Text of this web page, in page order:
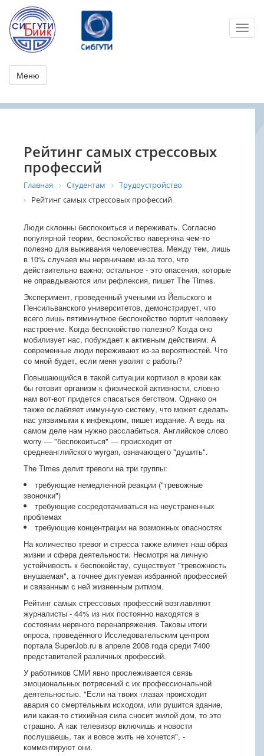
Меню
Рейтинг самых стрессовых
профессий
Главная Студентам
Трудоустройство
Рейтинг самых стрессовых профессий
Люди склонны беспокоиться и переживать. Согласно
популярной теории, беспокойство наверняка чем-то
полезно для выживания человечества. Между тем, лишь
в 10% случаев мы нервничаем из-за того, что
действительно важно; остальное - это опасения, которые
не оправдываются или рефлексия, пишет The Times.
Эксперимент, проведенный учеными из Йельского и
Пенсильванского университетов, демонстрирует, что
всего лишь пятиминутное беспокойство портит человеку
настроение. Когда беспокойство полезно? Когда оно
мобилизует нас, побуждает к активным действиям. А
современные люди переживают из-за вероятностей. Что
со мной будет, если меня уволят с работы?
Повышающийся в такой ситуации кортизол в крови как
бы готовит организм к физической активности, словно
нам вот-вот придется спасаться бегством. Однако он
также ослабляет иммунную систему, что может сделать
нас уязвимыми к инфекциям, пишет издание. А ведь на
самом деле нам нужно расслабиться. Английское слово
worry — "беспокоиться" — происходит от
среднеанглийского wyrgan, означающего "душить".
The Times делит тревоги на три группы:
требующие немедленной реакции ("тревожные
звоночки")
требующие сосредотачиваться на неустраненных
проблемах
требующие концентрации на возможных опасностях
На количество тревог и стресса также влияет наш образ
жизни и сфера деятельности. Несмотря на личную
устойчивость к беспокойству, существует "тревожность
внушаемая", а точнее диктуемая избранной профессией
и связанным с ней жизненным ритмом.
Рейтинг самых стрессовых профессий возглавляют
журналисты - 44% из них постоянно находятся в
состоянии нервного перенапряжения. Таковы итоги
опроса, проведённого Исследовательским центром
портала SuperJob.ru в апреле 2008 года среди 7400
представителей различных профессий.
У работников СМИ явно прослеживается связь
эмоциональных потрясений с их профессиональной
деятельностью. "Если на твоих глазах происходит
авария со смертельным исходом, или рушится здание,
или какая-то стихийная сила сносит жилой дом, то это
страшно. А как телевизор включишь и новости
послушаешь, так и вовсе жить не хочется", -
комментируют они.